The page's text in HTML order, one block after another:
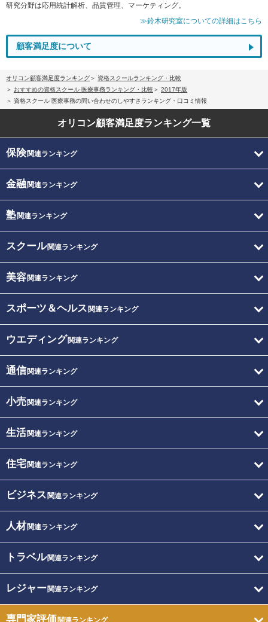
研究分野は応用統計解析、品質管理、マーケティング。
≫鈴木研究室についての詳細はこちら
顧客満足度について
オリコン顧客満足度ランキング
資格スクールランキング・比較
おすすめの資格スクール 医療事務ランキング・比較
2017年版
資格スクール 医療事務の問い合わせのしやすさランキング・口コミ情報
オリコン顧客満足度ランキング一覧
保険関連ランキング
金融関連ランキング
塾関連ランキング
スクール関連ランキング
美容関連ランキング
スポーツ＆ヘルス 関連ランキング
ウエディング関連ランキング
通信関連ランキング
小売関連ランキング
生活関連ランキング
住宅関連ランキング
ビジネス 関連ランキング
人材関連ランキング
トラベル関連ランキング
レジャー関連ランキング
専門家評価